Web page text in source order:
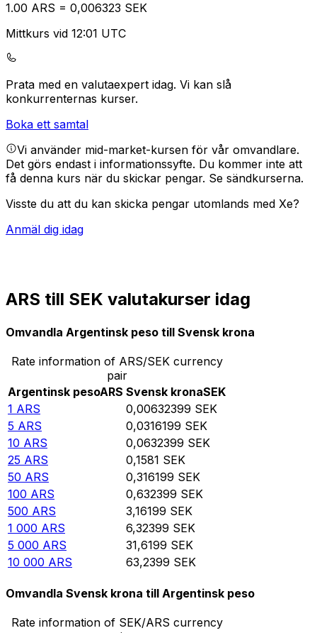
1.00 ARS = 0,006323 SEK
Mittkurs vid 12:01 UTC
Prata med en valutaexpert idag. Vi kan slå
konkurrenternas kurser.
Boka ett samtal
Vi använder mid-market-kursen för vår omvandlare.
Det görs endast i informationssyfte. Du kommer inte att
få denna kurs när du skickar pengar. Se sändkurserna.
Visste du att du kan skicka pengar utomlands med Xe?
Anmäl dig idag
ARS till SEK valutakurser idag
Omvandla Argentinsk peso till Svensk krona
Rate information of ARS/SEK currency
pair
Argentinsk pesoARS Svensk kronaSEK
1 ARS 0,00632399 SEK
5 ARS 0,0316199 SEK
10 ARS 0,0632399 SEK
25 ARS 0,1581 SEK
50 ARS 0,316199 SEK
100 ARS 0,632399 SEK
500 ARS 3,16199 SEK
1 000 ARS 6,32399 SEK
5 000 ARS 31,6199 SEK
10 000 ARS 63,2399 SEK
Omvandla Svensk krona till Argentinsk peso
Rate information of SEK/ARS currency